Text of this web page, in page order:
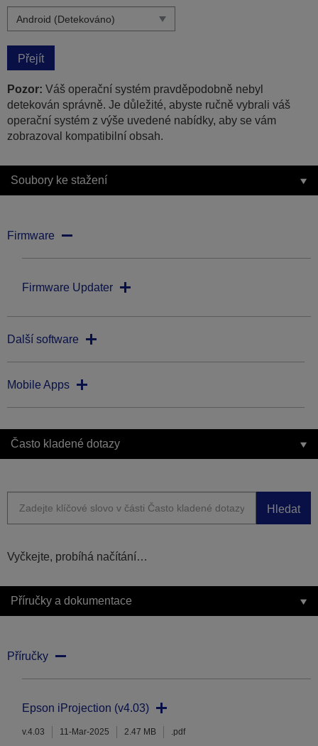
Přejít
Pozor: Váš operační systém pravděpodobně nebyl
detekován správně. Je důležité, abyste ručně vybrali váš
operační systém z výše uvedené nabídky, aby se vám
zobrazoval kompatibilní obsah.
Soubory ke stažení
Firmware
Firmware Updater
Další software
Mobile Apps
Často kladené dotazy
Hledat
Vyčkejte, probíhá načítání…
Příručky a dokumentace
Příručky
Epson iProjection (v4.03)
v.4.03 11-Mar-2025 2.47 MB .pdf